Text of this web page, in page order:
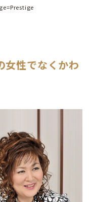
女性でなくかわ